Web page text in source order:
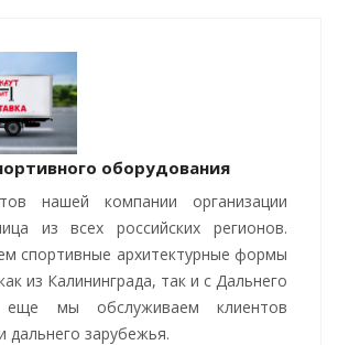
оборудования
нашей компании организации
из всех российских регионов.
спортивные архитектурные формы
из Калининграда, так и с Дальнего
мы обслуживаем клиентов
дальнего зарубежья.